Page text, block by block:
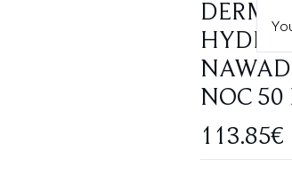
NOC 50
113.85€